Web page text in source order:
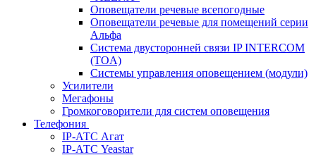
Оповещатели речевые всепогодные
Оповещатели речевые для помещений серии
Альфа
Система двусторонней связи IP INTERCOM
(TOA)
Системы управления оповещением (модули)
Усилители
Мегафоны
Громкоговорители для систем оповещения
Телефония
IP-АТС Агат
IP-АТС Yeastar